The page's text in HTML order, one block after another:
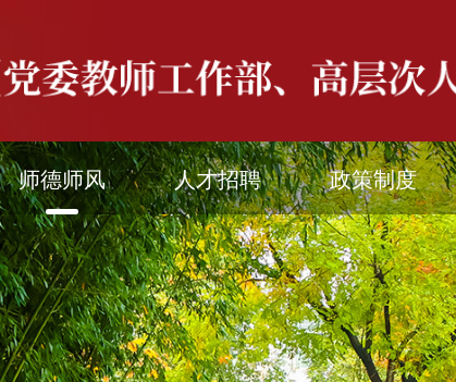
师德师风 人才招聘 政策制度